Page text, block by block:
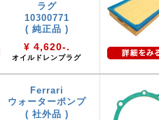
ラグ
10300771
( 純正品 )
¥ 4,620-.
オイルドレンプラグ
Ferrari
ウォーターポンプ
( 社外品 )